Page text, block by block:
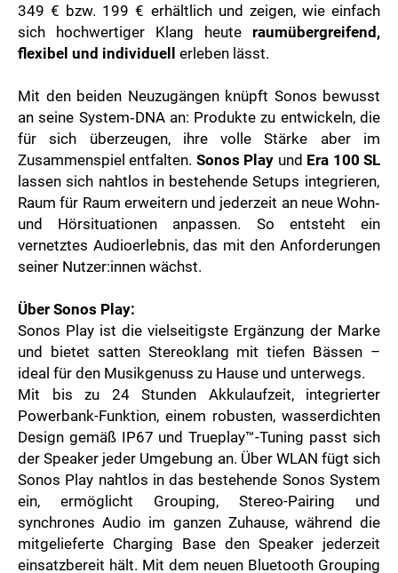
PREMIUM AUDIO
KOSPET
ONKYO
WARNER BROS. DISCOVERY GLOBAL CONSUMER PRODUCTS
ZOOPLUS
RABEA ROGGE
SWITCHBOT
SUPERUM
MEDIA
PRESSEBILDER
PRESSEKONTAKT
349 € bzw. 199 € erhältlich und zeigen, wie einfach
sich hochwertiger Klang heute raumübergreifend,
flexibel und individuell
erleben lässt.
Mit den beiden Neuzugängen knüpft Sonos bewusst
an seine System‑DNA an: Produkte zu entwickeln, die
für sich überzeugen, ihre volle Stärke aber im
Zusammenspiel entfalten. Sonos Play und Era 100 SL
lassen sich nahtlos in bestehende Setups integrieren,
Raum für Raum erweitern und jederzeit an neue Wohn‑
und Hörsituationen anpassen. So entsteht ein
vernetztes Audioerlebnis, das mit den Anforderungen
seiner Nutzer:innen wächst.
Über Sonos Play:
Sonos Play ist die vielseitigste Ergänzung der Marke
und bietet satten Stereoklang mit tiefen Bässen –
ideal für den Musikgenuss zu Hause und unterwegs.
Mit bis zu 24 Stunden Akkulaufzeit, integrierter
Powerbank-Funktion, einem robusten, wasserdichten
Design gemäß IP67 und Trueplay™-Tuning passt sich
der Speaker jeder Umgebung an. Über WLAN fügt sich
Sonos Play nahtlos in das bestehende Sonos System
ein, ermöglicht Grouping, Stereo-Pairing und
synchrones Audio im ganzen Zuhause, während die
mitgelieferte Charging Base den Speaker jederzeit
einsatzbereit hält. Mit dem neuen Bluetooth Grouping